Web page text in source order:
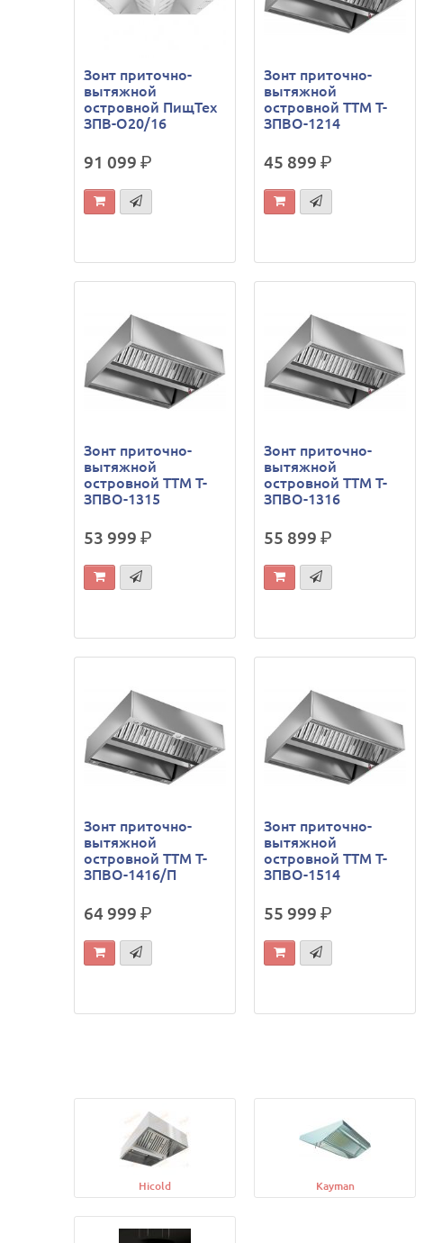
Зонт приточно-
вытяжной
островной ПищТех
ЗПВ-О20/16
91 099р.
Зонт приточно-
вытяжной
островной ТТМ Т-
ЗПВО-1214
45 899р.
Зонт приточно-
вытяжной
островной ТТМ Т-
ЗПВО-1315
53 999р.
Зонт приточно-
вытяжной
островной ТТМ Т-
ЗПВО-1316
55 899р.
Зонт приточно-
вытяжной
островной ТТМ Т-
ЗПВО-1416/П
64 999р.
Зонт приточно-
вытяжной
островной ТТМ Т-
ЗПВО-1514
55 999р.
Hicold Kayman